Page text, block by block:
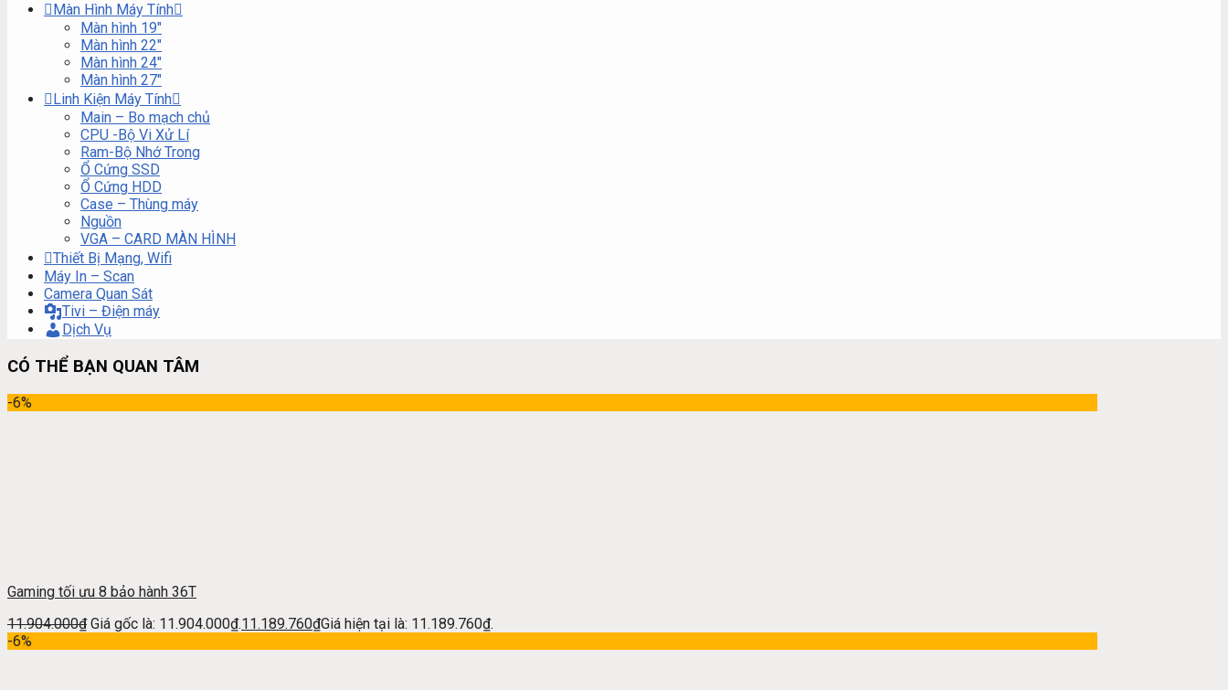
Màn Hình Máy Tính
Màn hình 19″
Màn hình 22″
Màn hình 24″
Màn hình 27″
Linh Kiện Máy Tính
Main – Bo mạch chủ
CPU -Bộ Vi Xử Lí
Ram-Bộ Nhớ Trong
Ổ Cứng SSD
Ổ Cứng HDD
Case – Thùng máy
Nguồn
VGA – CARD MÀN HÌNH
Thiết Bị Mạng, Wifi
Máy In – Scan
Camera Quan Sát
Tivi – Điện máy
Dịch Vụ
CÓ THỂ BẠN QUAN TÂM
-6%
Gaming tối ưu 8 bảo hành 36T
11.904.000₫ Giá gốc là: 11.904.000₫.11.189.760₫Giá hiện tại là: 11.189.760₫.
-6%